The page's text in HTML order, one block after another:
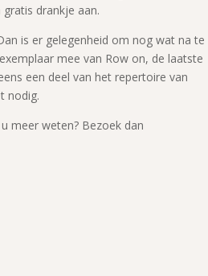
drankje aan.
is er gelegenheid om nog wat na te
mee van Row on, de laatste
een deel van het repertoire van
nodig.
meer weten? Bezoek dan